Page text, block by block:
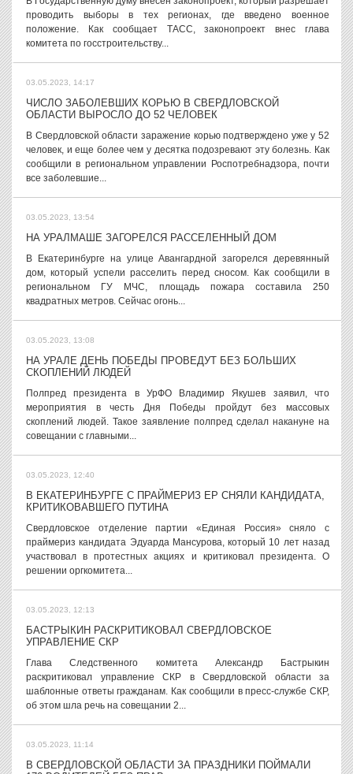
проводить выборы в тех регионах, где введено военное
положение. Как сообщает ТАСС, законопроект внес глава
комитета по госстроительству...
03.05.2023, 14:17
ЧИСЛО ЗАБОЛЕВШИХ КОРЬЮ В СВЕРДЛОВСКОЙ
ОБЛАСТИ ВЫРОСЛО ДО 52 ЧЕЛОВЕК
В Свердловской области заражение корью подтверждено уже у 52
человек, и еще более чем у десятка подозревают эту болезнь. Как
сообщили в региональном управлении Роспотребнадзора, почти
все заболевшие...
03.05.2023, 13:54
НА УРАЛМАШЕ ЗАГОРЕЛСЯ РАССЕЛЕННЫЙ ДОМ
В Екатеринбурге на улице Авангардной загорелся деревянный
дом, который успели расселить перед сносом. Как сообщили в
региональном ГУ МЧС, площадь пожара составила 250
квадратных метров. Сейчас огонь...
03.05.2023, 13:08
НА УРАЛЕ ДЕНЬ ПОБЕДЫ ПРОВЕДУТ БЕЗ БОЛЬШИХ
СКОПЛЕНИЙ ЛЮДЕЙ
Полпред президента в УрФО Владимир Якушев заявил, что
мероприятия в честь Дня Победы пройдут без массовых
скоплений людей. Такое заявление полпред сделал накануне на
совещании с главными...
03.05.2023, 12:40
В ЕКАТЕРИНБУРГЕ С ПРАЙМЕРИЗ ЕР СНЯЛИ КАНДИДАТА,
КРИТИКОВАВШЕГО ПУТИНА
Свердловское отделение партии «Единая Россия» сняло с
праймериз кандидата Эдуарда Мансурова, который 10 лет назад
участвовал в протестных акциях и критиковал президента. О
решении оргкомитета...
03.05.2023, 12:13
БАСТРЫКИН РАСКРИТИКОВАЛ СВЕРДЛОВСКОЕ
УПРАВЛЕНИЕ СКР
Глава Следственного комитета Александр Бастрыкин
раскритиковал управление СКР в Свердловской области за
шаблонные ответы гражданам. Как сообщили в пресс-службе СКР,
об этом шла речь на совещании 2...
03.05.2023, 11:14
В СВЕРДЛОВСКОЙ ОБЛАСТИ ЗА ПРАЗДНИКИ ПОЙМАЛИ